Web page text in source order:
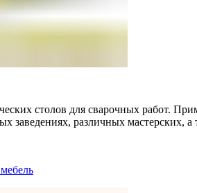
столов для сварочных работ.
заведениях, различных мастерских, а